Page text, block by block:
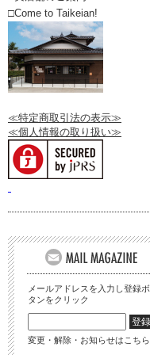
□Come to Taikeian!
≪特定商取引法の表示≫
≪個人情報の取り扱い≫
メールアドレスを入力し登録ボ
タンをクリック
変更・解除・お知らせはこちら